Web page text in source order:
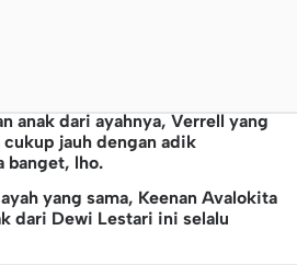
anak dari ayahnya, Verrell yang
jauh dengan adik
banget, lho.
yang sama, Keenan Avalokita
dari Dewi Lestari ini selalu